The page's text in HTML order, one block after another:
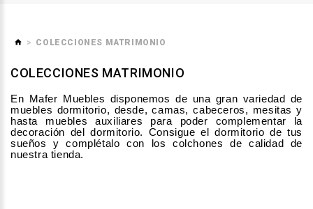
COLECCIONES MATRIMONIO
COLECCIONES MATRIMONIO
En Mafer Muebles disponemos de una gran variedad de
muebles dormitorio, desde, camas, cabeceros, mesitas y
hasta muebles auxiliares para poder complementar la
decoración del dormitorio. Consigue el dormitorio de tus
sueños y complétalo con los colchones de calidad de
nuestra tienda.